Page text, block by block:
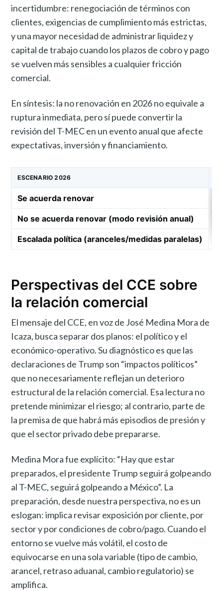
incertidumbre: renegociación de términos con
clientes, exigencias de cumplimiento más estrictas,
y una mayor necesidad de administrar liquidez y
capital de trabajo cuando los plazos de cobro y pago
se vuelven más sensibles a cualquier fricción
comercial.
En síntesis: la no renovación en 2026 no equivale a
ruptura inmediata, pero sí puede convertir la
revisión del T-MEC en un evento anual que afecte
expectativas, inversión y financiamiento.
ESCENARIO 2026
Se acuerda renovar
No se acuerda renovar (modo revisión anual)
Escalada política (aranceles/medidas paralelas)
Perspectivas del CCE sobre
la relación comercial
El mensaje del CCE, en voz de José Medina Mora de
Icaza, busca separar dos planos: el político y el
económico-operativo. Su diagnóstico es que las
declaraciones de Trump son “impactos políticos”
que no necesariamente reflejan un deterioro
estructural de la relación comercial. Esa lectura no
pretende minimizar el riesgo; al contrario, parte de
la premisa de que habrá más episodios de presión y
que el sector privado debe prepararse.
Medina Mora fue explícito: “Hay que estar
preparados, el presidente Trump seguirá golpeando
al T-MEC, seguirá golpeando a México”. La
preparación, desde nuestra perspectiva, no es un
eslogan: implica revisar exposición por cliente, por
sector y por condiciones de cobro/pago. Cuando el
entorno se vuelve más volátil, el costo de
equivocarse en una sola variable (tipo de cambio,
arancel, retraso aduanal, cambio regulatorio) se
amplifica.